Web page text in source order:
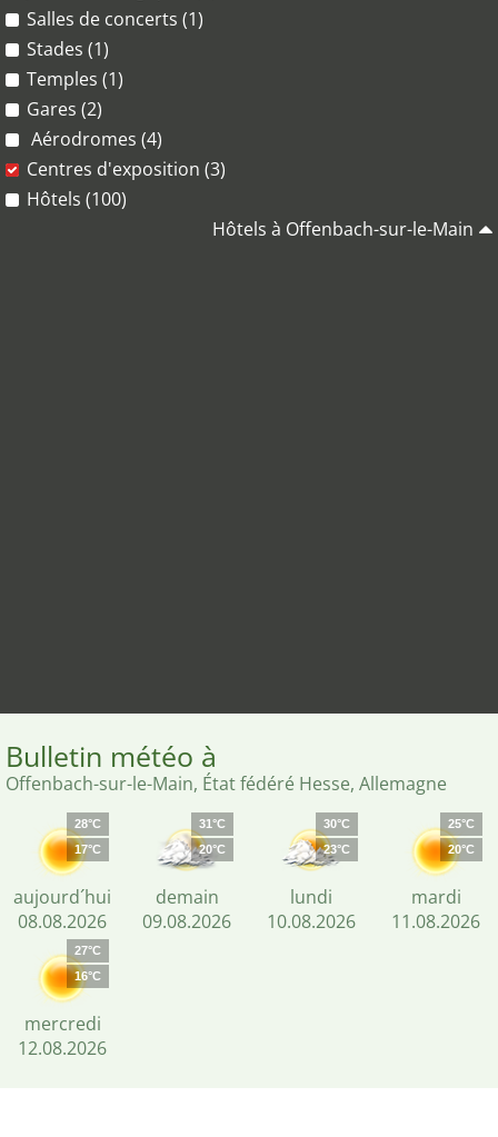
Salles de concerts (1)
Stades (1)
Temples (1)
Gares (2)
Aérodromes (4)
Centres d'exposition (3)
Hôtels (100)
Hôtels à Offenbach-sur-le-Main
Bulletin météo à
Offenbach-sur-le-Main, État fédéré Hesse, Allemagne
28°C
17°C
aujourd´hui
08.08.2026
31°C
20°C
demain
09.08.2026
30°C
23°C
lundi
10.08.2026
25°C
20°C
mardi
11.08.2026
27°C
16°C
mercredi
12.08.2026